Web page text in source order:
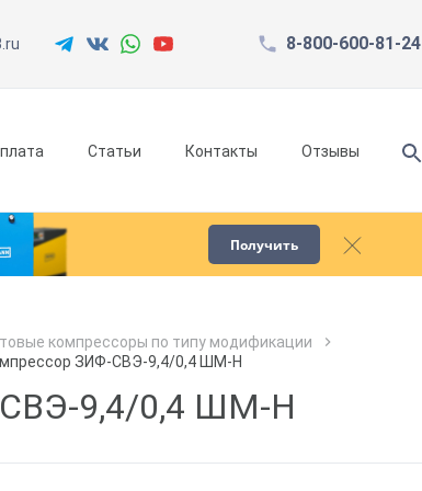
8-800-600-81-24
Статьи Контакты Отзывы
Получить
компрессоры по типу модификации
ЗИФ-СВЭ-9,4/0,4 ШМ-Н
СВЭ-9,4/0,4 ШМ-Н